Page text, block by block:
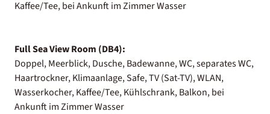
Kaffee/Tee, bei Ankunft im Zimmer Wasser
Full Sea View Room (DB4):
Doppel, Meerblick, Dusche, Badewanne, WC, separates WC,
Haartrockner, Klimaanlage, Safe, TV (Sat-TV), WLAN,
Wasserkocher, Kaffee/Tee, Kühlschrank, Balkon, bei
Ankunft im Zimmer Wasser